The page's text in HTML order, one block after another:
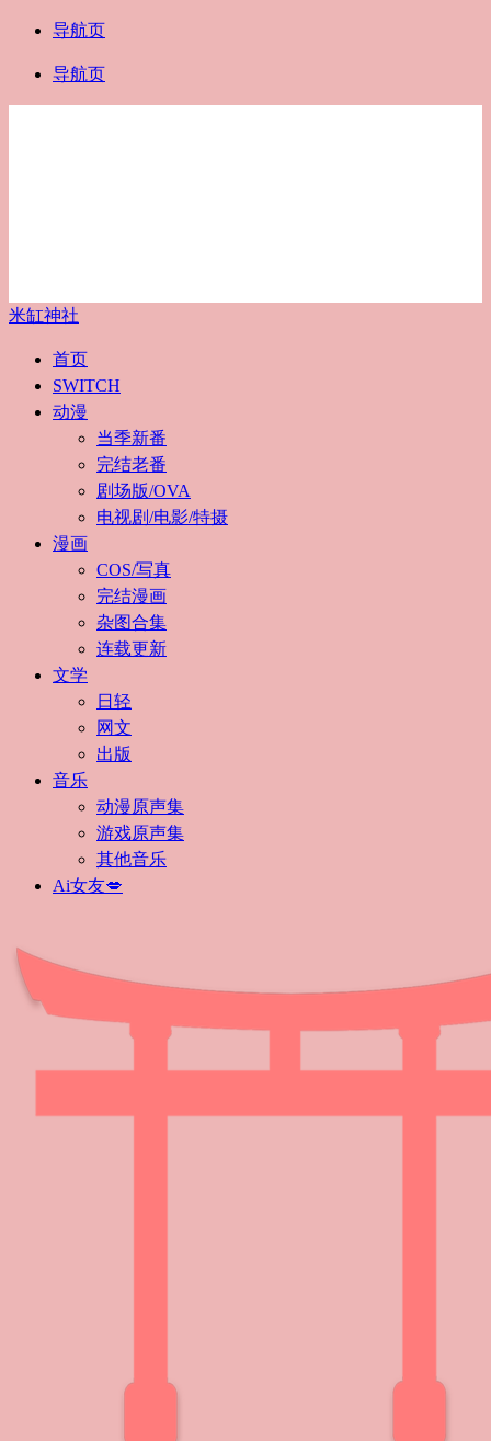
导航页
导航页
米缸神社
首页
SWITCH
动漫
当季新番
完结老番
剧场版/OVA
电视剧/电影/特摄
漫画
COS/写真
完结漫画
杂图合集
连载更新
文学
日轻
网文
出版
音乐
动漫原声集
游戏原声集
其他音乐
Ai女友💋